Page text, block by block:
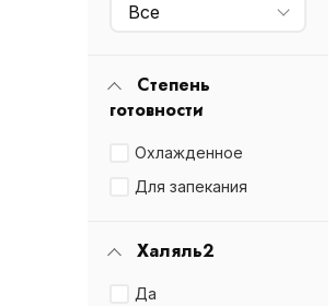
Все
Степень
готовности
Охлажденное
Для запекания
Халяль2
Да